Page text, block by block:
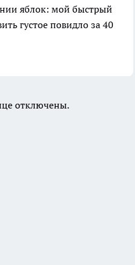
яблок: мой быстрый
густое повидло за 40
отключены.